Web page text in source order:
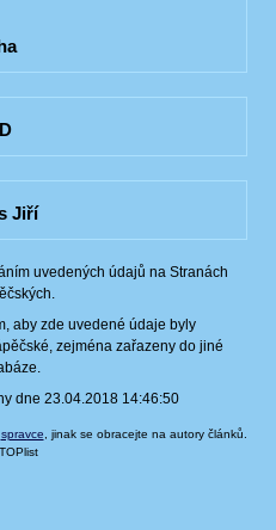
Jiří
uvedených údajů na Stranách
aby zde uvedené údaje byly
zejména zařazeny do jiné
dne 23.04.2018 14:46:50
spravce , jinak se obracejte na autory článků.